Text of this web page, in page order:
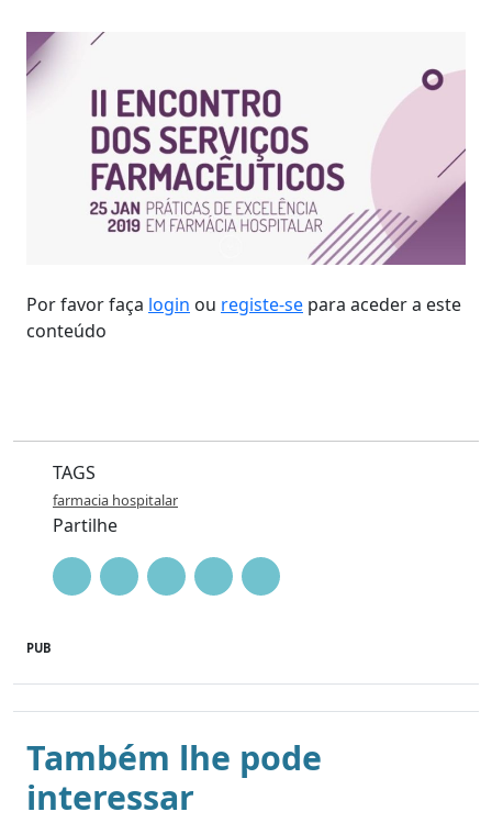
Por favor faça login ou registe-se para aceder a este
conteúdo
TAGS
farmacia hospitalar
Partilhe
PUB
Também lhe pode
interessar